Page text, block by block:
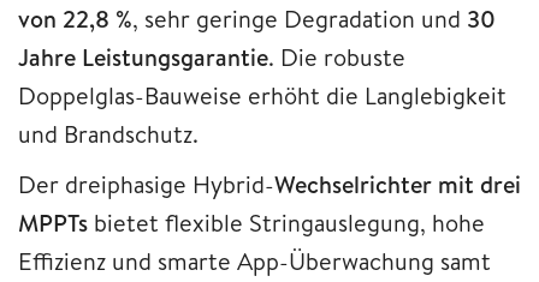
von 22,8 %, sehr geringe Degradation und 30
Jahre Leistungsgarantie. Die robuste
Doppelglas-Bauweise erhöht die Langlebigkeit
und Brandschutz.
Der dreiphasige Hybrid-Wechselrichter mit drei
MPPTs bietet flexible Stringauslegung, hohe
Effizienz und smarte App-Überwachung samt